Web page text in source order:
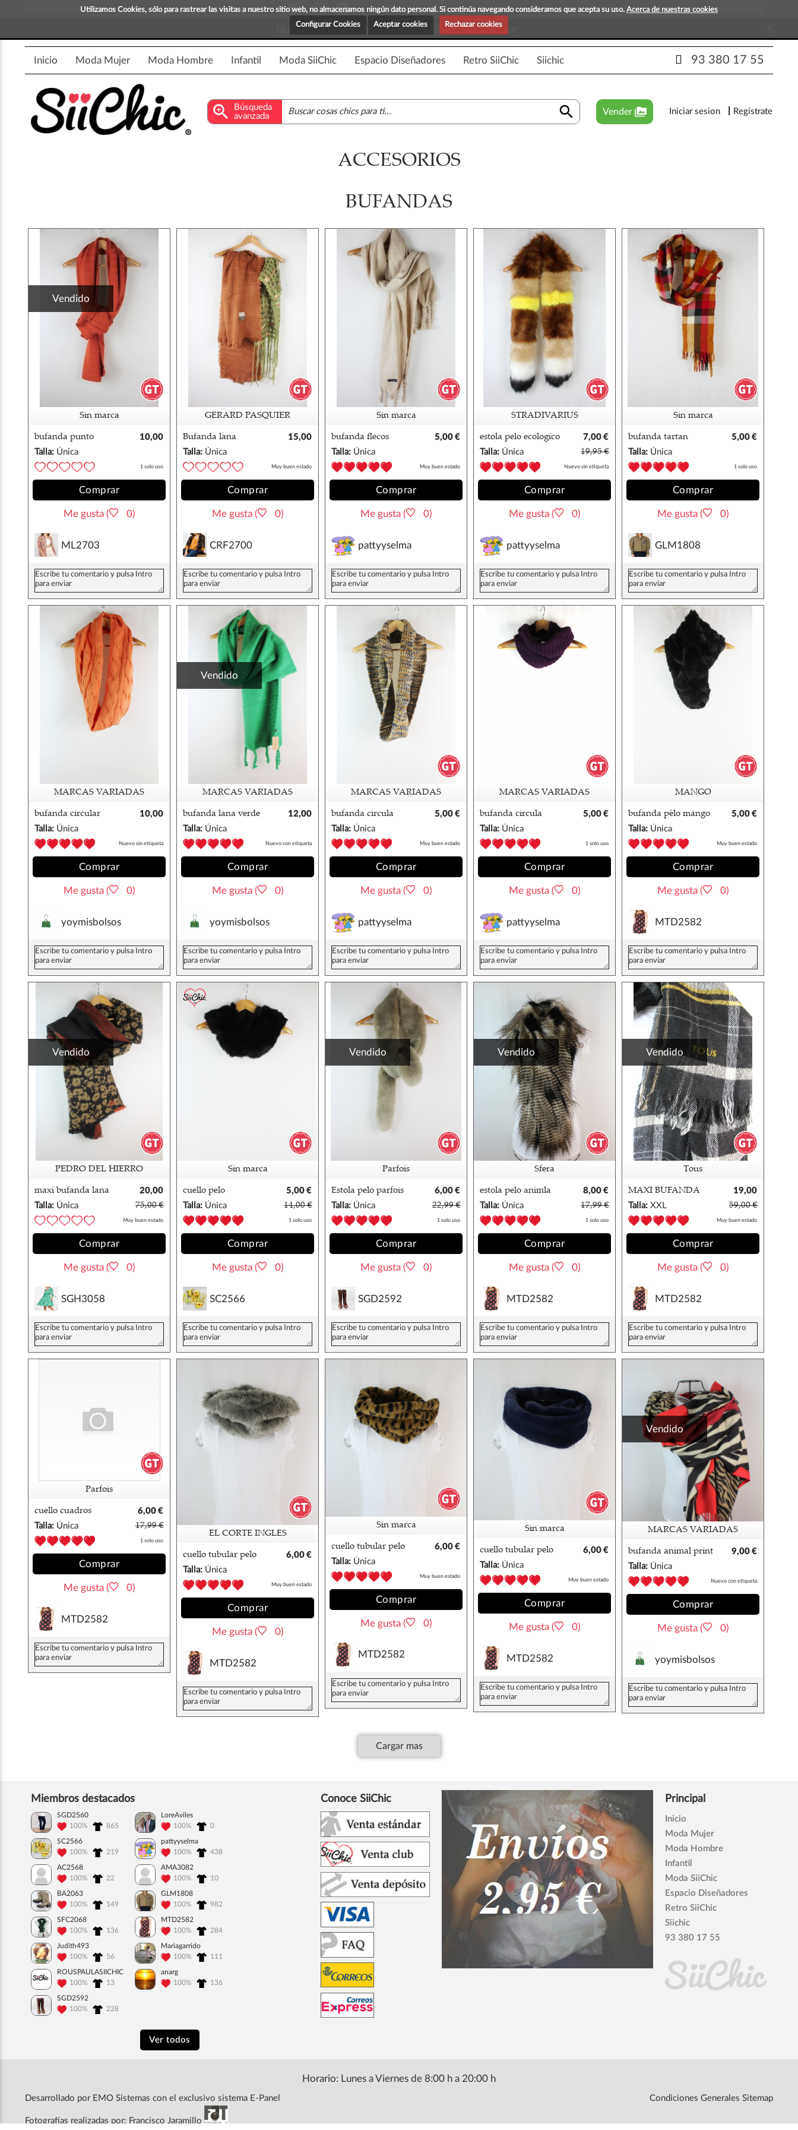
Utilizamos Cookies, sólo para rastrear las visitas a nuestro sitio web, no almacenamos ningún dato personal. Si continúa navegando consideramos que acepta su uso. Acerca de nuestras cookies
Configurar Cookies
Aceptar cookies Rechazar cookies
¡Compra y vende moda! Blog Siichic ¡Descubre maravillosas prendas que esperan tu visita! Preguntas frecuentes Métodos de envío
La app para android esta en fase beta, disponible en breve
Inicio Moda Mujer Moda Hombre Infantil Moda SiiChic Espacio Diseñadores Retro SiiChic Siichic 93 380 17 55
zoom_in
Búsqueda
avanzada
search Vender perm_media Iniciar sesion Regístrate
ACCESORIOS
BUFANDAS
Vendido
Sin marca
bufanda punto
naranja
10,00
Talla: Única
1 solo uso
Comprar
Me gusta ( 0)
ML2703
GERARD PASQUIER
Bufanda lana
GERARD PASQUIER
15,00
Talla: Única
Muy buen estado
Comprar
Me gusta ( 0)
CRF2700
Sin marca
bufanda flecos
5,00 €
Talla: Única
Muy buen estado
Comprar
Me gusta ( 0)
pattyyselma
STRADIVARIUS
estola pelo ecologico
stradivarius
7,00 €
Talla: Única 19,95 €
Nuevo sin etiqueta
Comprar
Me gusta ( 0)
pattyyselma
Sin marca
bufanda tartan
multicolor
5,00 €
Talla: Única
1 solo uso
Comprar
Me gusta ( 0)
GLM1808
MARCAS VARIADAS
bufanda circular
nudos
10,00
Talla: Única
Nuevo sin etiqueta
Comprar
Me gusta ( 0)
yoymisbolsos
Vendido
MARCAS VARIADAS
bufanda lana verde
12,00
Talla: Única
Nuevo con etiqueta
Comprar
Me gusta ( 0)
yoymisbolsos
MARCAS VARIADAS
bufanda circula
punto
5,00 €
Talla: Única
Muy buen estado
Comprar
Me gusta ( 0)
pattyyselma
MARCAS VARIADAS
bufanda circula
punto
5,00 €
Talla: Única
1 solo uso
Comprar
Me gusta ( 0)
pattyyselma
MANGO
bufanda pèlo mango
5,00 €
Talla: Única
Muy buen estado
Comprar
Me gusta ( 0)
MTD2582
Vendido
PEDRO DEL HIERRO
maxi bufanda lana
pedro del hierro
20,00
€
Talla: Única 75,00 €
Muy buen estado
Comprar
Me gusta ( 0)
SGH3058
Sin marca
cuello pelo
5,00 €
Talla: Única 14,00 €
1 solo uso
Comprar
Me gusta ( 0)
SC2566
Vendido
Parfois
Estola pelo parfois
6,00 €
Talla: Única 22,99 €
1 solo uso
Comprar
Me gusta ( 0)
SGD2592
Vendido
Sfera
estola pelo animla
print sfera collection
8,00 €
Talla: Única 17,99 €
1 solo uso
Comprar
Me gusta ( 0)
MTD2582
Vendido
Tous
MAXI BUFANDA
CUADROS TOUS
19,00
€
Talla: XXL 59,00 €
Muy buen estado
Comprar
Me gusta ( 0)
MTD2582
Parfois
cuello cuadros
parfois
6,00 €
Talla: Única 17,99 €
1 solo uso
Comprar
Me gusta ( 0)
MTD2582
EL CORTE INGLES
cuello tubular pelo
unit
6,00 €
Talla: Única
Muy buen estado
Comprar
Me gusta ( 0)
MTD2582
Sin marca
cuello tubular pelo
animal print
6,00 €
Talla: Única
Muy buen estado
Comprar
Me gusta ( 0)
MTD2582
Sin marca
cuello tubular pelo
6,00 €
Talla: Única
Muy buen estado
Comprar
Me gusta ( 0)
MTD2582
Vendido
MARCAS VARIADAS
bufanda animal print
9,00 €
Talla: Única
Nuevo con etiqueta
Comprar
Me gusta ( 0)
yoymisbolsos
Cargar mas
Miembros destacados
SGD2560
100%
865
LoreAviles
100%
0
SC2566
100%
219
pattyyselma
100%
438
AC2568
100%
22
AMA3082
100%
10
BA2063
100%
149
GLM1808
100%
982
SFC2068
100%
136
MTD2582
100%
284
Judith493
100%
56
Mariagarrido
100%
111
ROUSPAULASIICHIC
100%
13
anarg
100%
136
SGD2592
100%
228
Ver todos
Conoce SiiChic Principal
Inicio
Moda Mujer
Moda Hombre
Infantil
Moda SiiChic
Espacio Diseñadores
Retro SiiChic
Siichic
93 380 17 55
Horario: Lunes a Viernes de 8:00 h a 20:00 h
Condiciones Generales Sitemap
Desarrollado por EMO Sistemas con el exclusivo sistema E-Panel
Fotografías realizadas por: Francisco Jaramillo